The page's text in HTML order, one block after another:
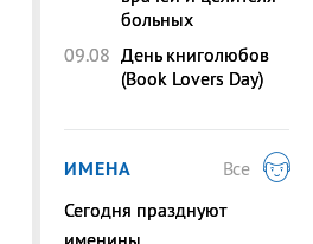
больных
09.08 День книголюбов
(Book Lovers Day)
ИМЕНА
Все
Сегодня празднуют
именины